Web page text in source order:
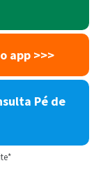
app >>>
Pé de